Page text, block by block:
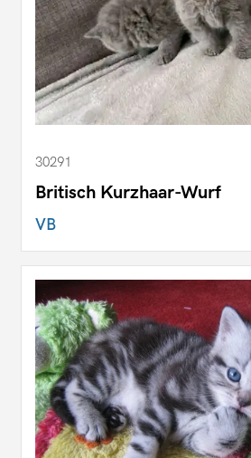
30291
Britisch Kurzhaar-Wurf
VB